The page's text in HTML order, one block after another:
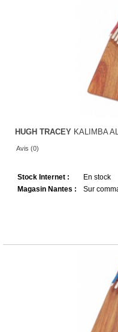
HUGH TRACEY KALIMBA
Avis (0)
Stock Internet :
En stock
Magasin Nantes :
Sur